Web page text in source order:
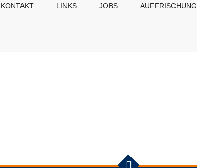
KONTAKT LINKS JOBS AUFFRISCHUNG